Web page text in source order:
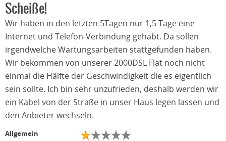
Scheiße!
Wir haben in den letzten 5Tagen nur 1,5 Tage eine
Internet und Telefon-Verbindung gehabt. Da sollen
irgendwelche Wartungsarbeiten stattgefunden haben.
Wir bekommen von unserer 2000DSL Flat noch nicht
einmal die Hälfte der Geschwindigkeit die es eigentlich
sein sollte. Ich bin sehr unzufrieden, deshalb werden wir
ein Kabel von der Straße in unser Haus legen lassen und
den Anbieter wechseln.
Allgemein